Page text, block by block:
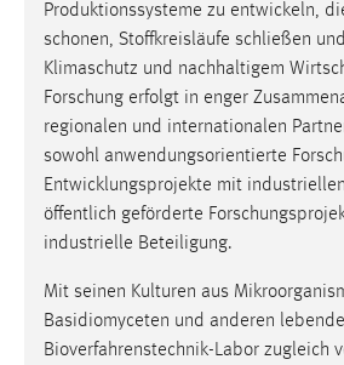
Produktionssysteme zu entwickeln,
schonen, Stoffkreisläufe schließen
Klimaschutz und nachhaltigem
Forschung erfolgt in enger
regionalen und internationalen
sowohl anwendungsorientierte
Entwicklungsprojekte mit
öffentlich geförderte
industrielle Beteiligung.
Mit seinen Kulturen aus
Basidiomyceten und anderen
Bioverfahrenstechnik-Labor zugleich